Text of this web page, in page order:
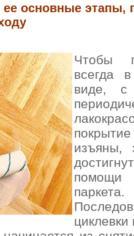
ее основные этапы,
Чтобы
всегда
виде, с
изъяны,
паркета.
циклевки